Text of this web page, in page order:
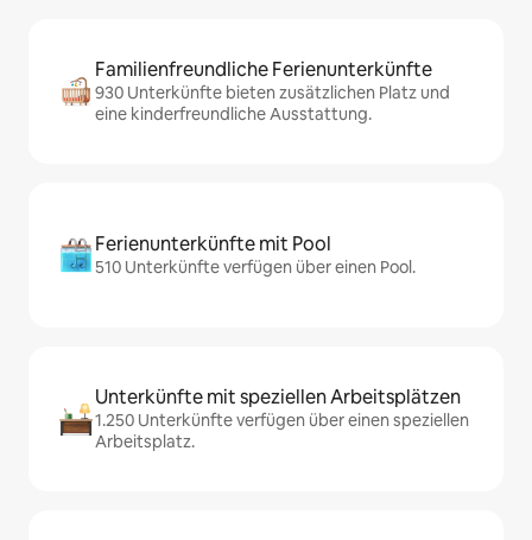
Familienfreundliche Ferienunterkünfte
930 Unterkünfte bieten zusätzlichen Platz und
eine kinderfreundliche Ausstattung.
Ferienunterkünfte mit Pool
510 Unterkünfte verfügen über einen Pool.
Unterkünfte mit speziellen Arbeitsplätzen
1.250 Unterkünfte verfügen über einen speziellen
Arbeitsplatz.